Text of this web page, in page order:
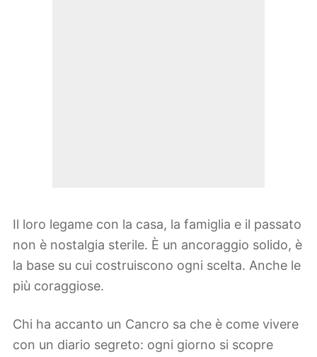
Il loro legame con la casa, la famiglia e il passato
non è nostalgia sterile. È un ancoraggio solido, è
la base su cui costruiscono ogni scelta. Anche le
più coraggiose.
Chi ha accanto un Cancro sa che è come vivere
con un diario segreto: ogni giorno si scopre